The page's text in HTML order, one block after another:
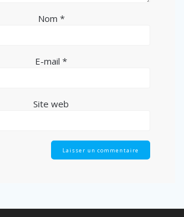
Nom *
E-mail *
Site web